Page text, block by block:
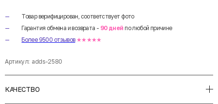
Товар верифицирован, соответствует фото
Гарантия обмена и возврата - 90 дней по любой причине
Более 9500 отзывов ★★★★★
Артикул: adds-2580
КАЧЕСТВО